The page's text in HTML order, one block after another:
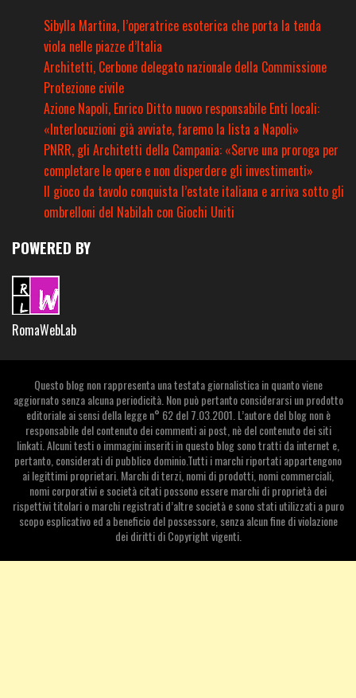
Sibylla Martina, l’operatrice esoterica che porta la tenda
viola nelle piazze d’Italia
Architetti, Cerbone delegato nazionale della Commissione
Protezione civile
Azione Napoli, Enrico Ditto nuovo responsabile Enti locali:
«Interlocuzioni già avviate, faremo la lista a Napoli»
PNRR, gli Architetti della Campania: «Serve una proroga per
completare le opere e non disperdere gli investimenti»
Il gioco da tavolo conquista l’estate italiana e arriva sotto gli
ombrelloni del Nabilah con Giochi Uniti
POWERED BY
RomaWebLab
Questo blog non rappresenta una testata giornalistica in quanto viene
aggiornato senza alcuna periodicità. Non può pertanto considerarsi un prodotto
editoriale ai sensi della legge n° 62 del 7.03.2001. L’autore del blog non è
responsabile del contenuto dei commenti ai post, nè del contenuto dei siti
linkati. Alcuni testi o immagini inseriti in questo blog sono tratti da internet e,
pertanto, considerati di pubblico dominio.Tutti i marchi riportati appartengono
ai legittimi proprietari. Marchi di terzi, nomi di prodotti, nomi commerciali,
nomi corporativi e società citati possono essere marchi di proprietà dei
rispettivi titolari o marchi registrati d’altre società e sono stati utilizzati a puro
scopo esplicativo ed a beneficio del possessore, senza alcun fine di violazione
dei diritti di Copyright vigenti.